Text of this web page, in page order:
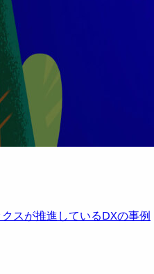
スが推進しているDXの事例